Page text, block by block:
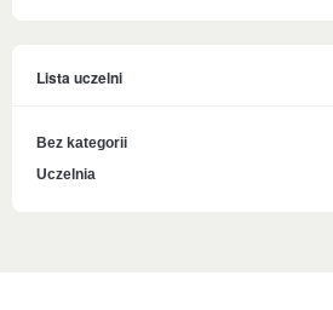
Lista uczelni
Bez kategorii
Uczelnia